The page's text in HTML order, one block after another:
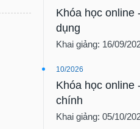
Khóa học online
dụng
Khai giảng: 16/09/
10/2026
Khóa học online
chính
Khai giảng: 05/10/